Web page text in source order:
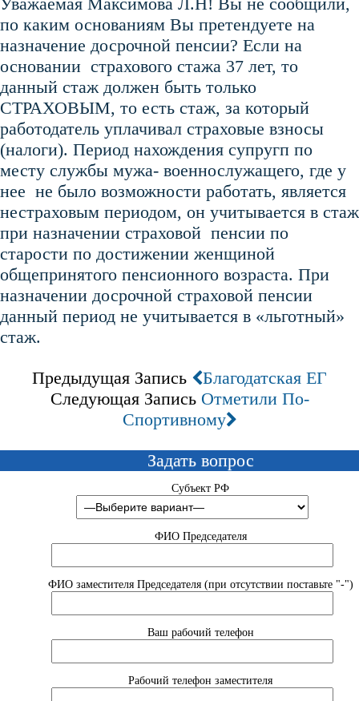
по каким основаниям Вы претендуете на
назначение досрочной пенсии? Если на
основании страхового стажа 37 лет, то
данный стаж должен быть только
СТРАХОВЫМ, то есть стаж, за который
работодатель уплачивал страховые взносы
(налоги). Период нахождения супругп по
месту службы мужа- военнослужащего, где у
нее не было возможности работать, является
нестраховым периодом, он учитывается в стаж
при назначении страховой пенсии по
старости по достижении женщиной
общепринятого пенсионного возраста. При
назначении досрочной страховой пенсии
данный период не учитывается в «льготный»
стаж.
Предыдущая Запись
Благодатская ЕГ
Следующая Запись Отметили По-
Спортивному
Задать вопрос
Субъект РФ
ФИО Председателя
ФИО заместителя Председателя (при отсутствии поставьте "-")
Ваш рабочий телефон
Рабочий телефон заместителя